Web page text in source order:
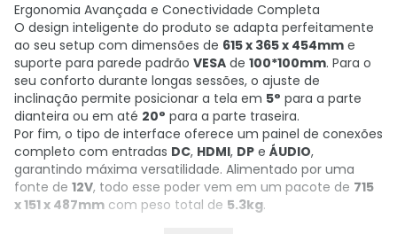
Ergonomia Avançada e Conectividade Completa
O design inteligente do produto se adapta perfeitamente
ao seu setup com dimensões de 615 x 365 x 454mm e
suporte para parede padrão VESA de 100*100mm. Para o
seu conforto durante longas sessões, o ajuste de
inclinação permite posicionar a tela em 5° para a parte
dianteira ou em até 20° para a parte traseira.
Por fim, o tipo de interface oferece um painel de conexões
completo com entradas DC, HDMI, DP e ÁUDIO,
garantindo máxima versatilidade. Alimentado por uma
fonte de 12V, todo esse poder vem em um pacote de 715
x 151 x 487mm com peso total de 5.3kg.